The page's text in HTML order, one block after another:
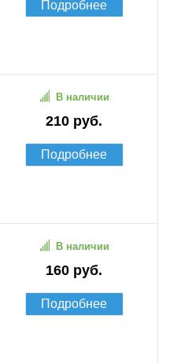
Подробнее
210 руб.
В наличии
Подробнее
160 руб.
В наличии
Подробнее